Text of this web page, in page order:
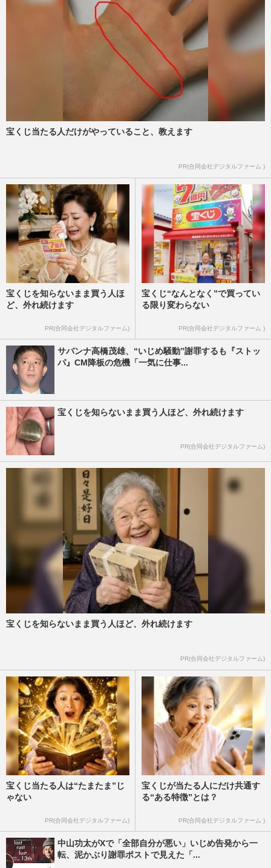
宝くじ当たる人だけがやっていること、教えます
PR(合同会社デジタルファーム )
宝くじを知らないまま買う人ほ
ど、外れ続けます
PR(合同会社デジタルファーム)
宝くじ“なんとなく”で買ってい
る限り変わらない
PR(合同会社デジタルファーム )
サバンナ高橋茂雄、“いじめ騒動”謝罪するも『ストッ
パ』CM降板の危機「一気に仕事...
宝くじを知らないまま買う人ほど、外れ続けます
PR(合同会社デジタルファーム)
宝くじを知らないまま買う人ほど、外れ続けます
PR(合同会社デジタルファーム)
宝くじ当たる人は“たまたま”じ
ゃない
PR(合同会社デジタルファーム)
宝くじが当たる人にだけ共通す
る“ある特徴”とは？
PR(合同会社デジタルファーム )
中山功太がXで「全部自分が悪い」いじめ告発から一
転、泥かぶり謝罪ポストで見えた「...